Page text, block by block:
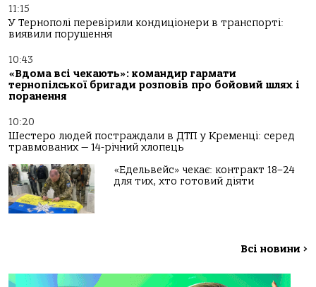
11:15
У Тернополі перевірили кондиціонери в транспорті:
виявили порушення
10:43
«Вдома всі чекають»: командир гармати
тернопілської бригади розповів про бойовий шлях і
поранення
10:20
Шестеро людей постраждали в ДТП у Кременці: серед
травмованих — 14-річний хлопець
«Едельвейс» чекає: контракт 18–24
для тих, хто готовий діяти
Всі новини >